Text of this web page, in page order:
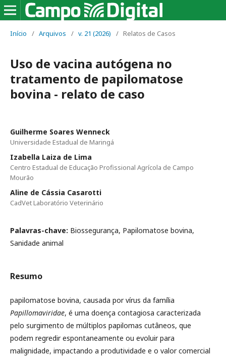
Início / Arquivos / v. 21 (2026) / Relatos de Casos
Uso de vacina autógena no
tratamento de papilomatose
bovina - relato de caso
Guilherme Soares Wenneck
Universidade Estadual de Maringá
Izabella Laiza de Lima
Centro Estadual de Educação Profissional Agrícola de Campo
Mourão
Aline de Cássia Casarotti
CadVet Laboratório Veterinário
Palavras-chave: Biossegurança, Papilomatose bovina,
Sanidade animal
Resumo
papilomatose bovina, causada por vírus da família
Papillomaviridae, é uma doença contagiosa caracterizada
pelo surgimento de múltiplos papilomas cutâneos, que
podem regredir espontaneamente ou evoluir para
malignidade, impactando a produtividade e o valor comercial